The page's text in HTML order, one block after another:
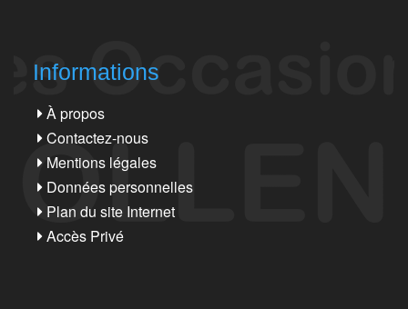
Informations
À propos
Contactez-nous
Mentions légales
Données personnelles
Plan du site Internet
Accès Privé